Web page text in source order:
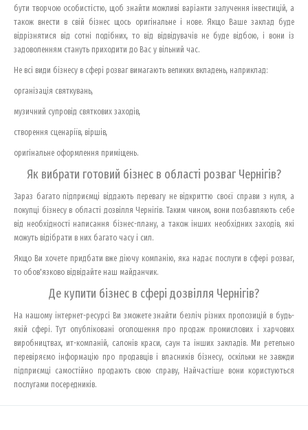
бути творчою особистістю, щоб знайти можливі варіанти залучення інвестицій, а
також внести в свій бізнес щось оригінальне і нове. Якщо Ваше заклад буде
відрізнятися від сотні подібних, то від відвідувачів не буде відбою, і вони із
задоволенням стануть приходити до Вас у вільний час.
Не всі види бізнесу в сфері розваг вимагають великих вкладень, наприклад:
організація святкувань,
музичний супровід святкових заходів,
створення сценаріїв, віршів,
оригінальне оформлення приміщень.
Як вибрати готовий бізнес в області розваг Чернігів?
Зараз багато підприємці віддають перевагу не відкриттю своєї справи з нуля, а
покупці бізнесу в області дозвілля Чернігів. Таким чином, вони позбавляють себе
від необхідності написання бізнес-плану, а також інших необхідних заходів, які
можуть відібрати в них багато часу і сил.
Якщо Ви хочете придбати вже діючу компанію, яка надає послуги в сфері розваг,
то обов'язково відвідайте наш майданчик.
Де купити бізнес в сфері дозвілля Чернігів?
На нашому інтернет-ресурсі Ви зможете знайти безліч різних пропозицій в будь-
якій сфері. Тут опубліковані оголошення про продаж промислових і харчових
виробництвах, ит-компаній, салонів краси, саун та інших закладів. Ми ретельно
перевіряємо інформацію про продавців і власників бізнесу, оскільки не завжди
підприємці самостійно продають свою справу, Найчастіше вони користуються
послугами посередників.